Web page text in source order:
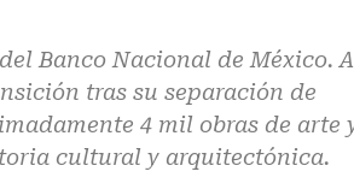
Banco Nacional de México.
tras su separación de
4 mil obras de arte
cultural y arquitectónica.